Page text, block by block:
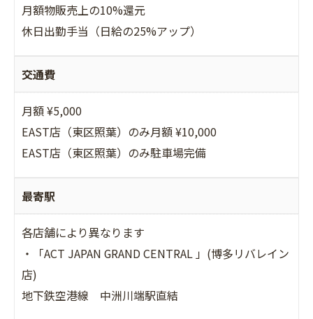
月額物販売上の10%還元
休日出勤手当（日給の25%アップ）
交通費
月額 ¥5,000
EAST店（東区照葉）のみ月額 ¥10,000
EAST店（東区照葉）のみ駐車場完備
最寄駅
各店舗により異なります
・「ACT JAPAN GRAND CENTRAL 」(博多リバレイン
店)
地下鉄空港線 中洲川端駅直結